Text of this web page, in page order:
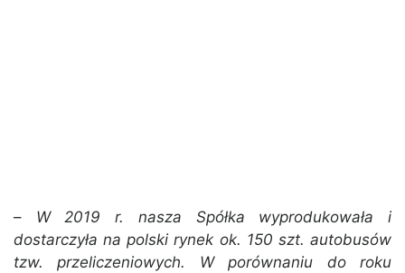
– W 2019 r. nasza Spółka wyprodukowała i
dostarczyła na polski rynek ok. 150 szt. autobusów
tzw. przeliczeniowych. W porównaniu do roku